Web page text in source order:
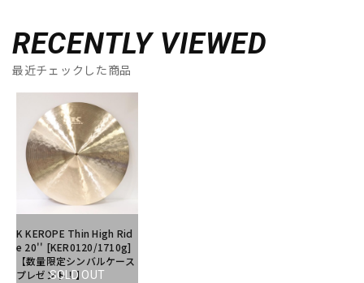
RECENTLY VIEWED
最近チェックした商品
SOLD OUT
K KEROPE Thin High Rid
e 20'' [KER0120/1710g]
【数量限定シンバルケース
プレゼント！】